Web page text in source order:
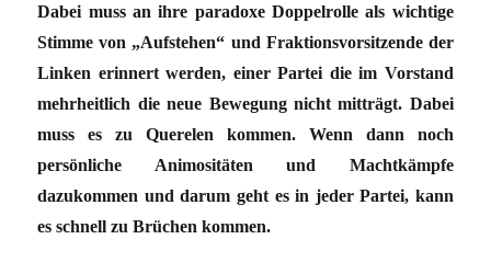
Dabei muss an ihre paradoxe Doppelrolle als wichtige
Stimme von „Aufstehen“ und Fraktionsvorsitzende der
Linken erinnert werden, einer Partei die im Vorstand
mehrheitlich die neue Bewegung nicht mitträgt. Dabei
muss es zu Querelen kommen. Wenn dann noch
persönliche Animositäten und Machtkämpfe
dazukommen und darum geht es in jeder Partei, kann
es schnell zu Brüchen kommen.